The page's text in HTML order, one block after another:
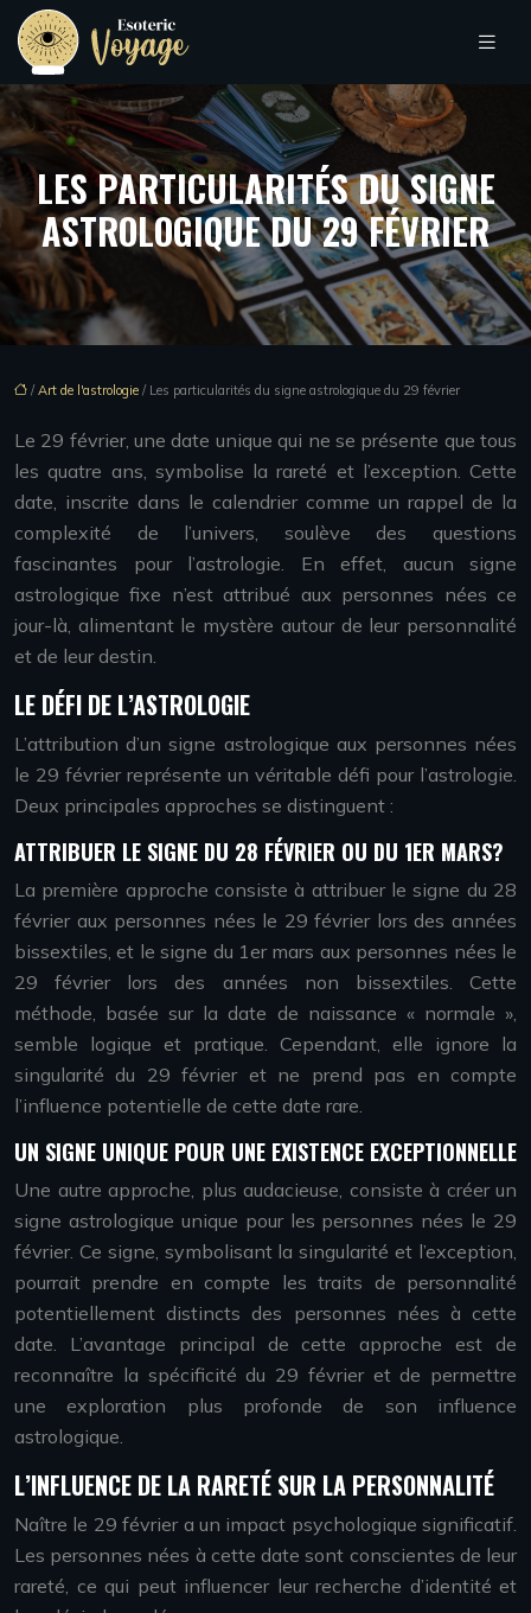
LES PARTICULARITÉS DU SIGNE
ASTROLOGIQUE DU 29 FÉVRIER
/Art de l'astrologie / Les particularités du signe astrologique du 29 février
Le 29 février, une date unique qui ne se présente que tous
les quatre ans, symbolise la rareté et l’exception. Cette
date, inscrite dans le calendrier comme un rappel de la
complexité de l’univers, soulève des questions
fascinantes pour l’astrologie. En effet, aucun signe
astrologique fixe n’est attribué aux personnes nées ce
jour-là, alimentant le mystère autour de leur personnalité
et de leur destin.
LE DÉFI DE L’ASTROLOGIE
L’attribution d’un signe astrologique aux personnes nées
le 29 février représente un véritable défi pour l’astrologie.
Deux principales approches se distinguent :
ATTRIBUER LE SIGNE DU 28 FÉVRIER OU DU 1ER MARS?
La première approche consiste à attribuer le signe du 28
février aux personnes nées le 29 février lors des années
bissextiles, et le signe du 1er mars aux personnes nées le
29 février lors des années non bissextiles. Cette
méthode, basée sur la date de naissance « normale »,
semble logique et pratique. Cependant, elle ignore la
singularité du 29 février et ne prend pas en compte
l’influence potentielle de cette date rare.
UN SIGNE UNIQUE POUR UNE EXISTENCE EXCEPTIONNELLE
Une autre approche, plus audacieuse, consiste à créer un
signe astrologique unique pour les personnes nées le 29
février. Ce signe, symbolisant la singularité et l’exception,
pourrait prendre en compte les traits de personnalité
potentiellement distincts des personnes nées à cette
date. L’avantage principal de cette approche est de
reconnaître la spécificité du 29 février et de permettre
une exploration plus profonde de son influence
astrologique.
L’INFLUENCE DE LA RARETÉ SUR LA PERSONNALITÉ
Naître le 29 février a un impact psychologique significatif.
Les personnes nées à cette date sont conscientes de leur
rareté, ce qui peut influencer leur recherche d’identité et